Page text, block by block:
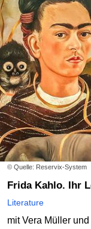
© Quelle: Reservix-System
Frida Kahlo. Ihr
Literature
mit Vera Müller